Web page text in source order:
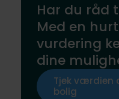
Har du råd
Med en
vurdering
dine
Tjek værdien
bolig